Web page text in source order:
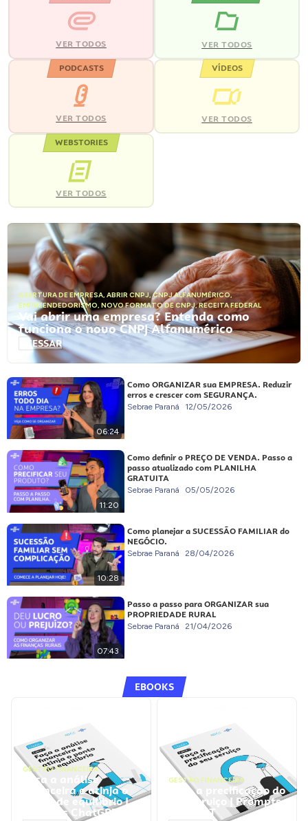
VER TODOS VER TODOS
PODCASTS
VER TODOS
VÍDEOS
VER TODOS
WEBSTORIES
VER TODOS
ABERTURA DE EMPRESA, ABRIR CNPJ,CNPJ ALFANUMÉRICO,
EMPREENDEDORISMO, NOVO FORMATO DE CNPJ,RECEITA FEDERAL
Vai abrir uma empresa? Entenda como
funciona o novo CNPJ Alfanumérico
ACESSAR
06:24
Como ORGANIZAR sua EMPRESA. Reduzir
erros e crescer com SEGURANÇA.
Sebrae Paraná 12/05/2026
11:20
Como definir o PREÇO DE VENDA. Passo a
passo atualizado com PLANILHA
GRATUITA
Sebrae Paraná 05/05/2026
10:28
Como planejar a SUCESSÃO FAMILIAR do
NEGÓCIO.
Sebrae Paraná 28/04/2026
07:43
Passo a passo para ORGANIZAR sua
PROPRIEDADE RURAL
Sebrae Paraná 21/04/2026
EBOOKS
GESTÃO FINANCEIRA
Faça a análise
financeira e atinja o
ponto de equilíbrio |
Prompts ChatGPT
GESTÃO FINANCEIRA
Faça a precificação do
seu serviço | Prompts
ChatGPT